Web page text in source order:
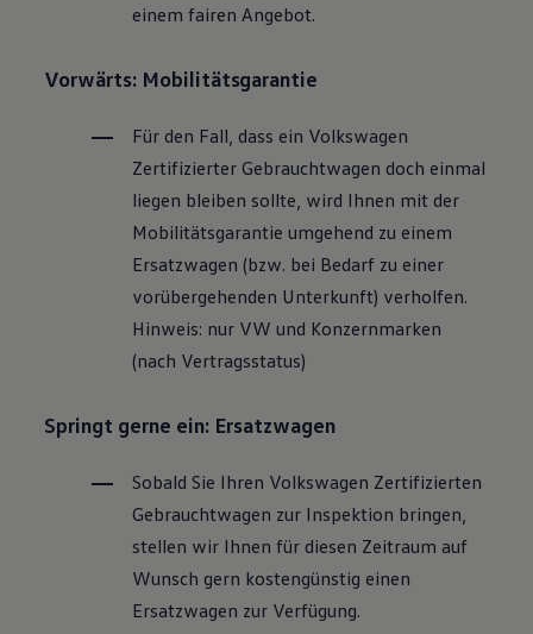
einem fairen Angebot.
Vorwärts: Mobilitätsgarantie
Für den Fall, dass ein Volkswagen
Zertifizierter Gebrauchtwagen doch einmal
liegen bleiben sollte, wird Ihnen mit der
Mobilitätsgarantie umgehend zu einem
Ersatzwagen (bzw. bei Bedarf zu einer
vorübergehenden Unterkunft) verholfen.
Hinweis: nur VW und Konzernmarken
(nach Vertragsstatus)
Springt gerne ein: Ersatzwagen
Sobald Sie Ihren Volkswagen Zertifizierten
Gebrauchtwagen zur Inspektion bringen,
stellen wir Ihnen für diesen Zeitraum auf
Wunsch gern kostengünstig einen
Ersatzwagen zur Verfügung.